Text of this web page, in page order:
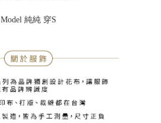
Model 純純 穿S